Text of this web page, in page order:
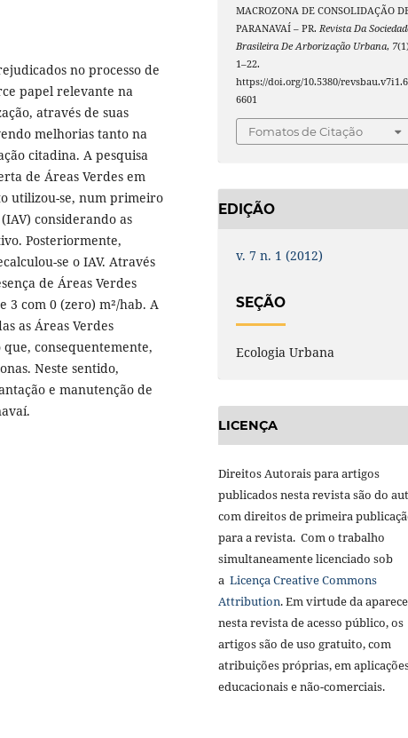
no processo de
papel relevante na
através de suas
melhorias tanto na
citadina. A pesquisa
de Áreas Verdes em
utilizou-se, num primeiro
considerando as
Posteriormente,
se o IAV. Através
de Áreas Verdes
3 com 0 (zero) m²/hab. A
as Áreas Verdes
consequentemente,
Neste sentido,
e manutenção de
MACROZONA DE CONSOLIDAÇÃO
PARANAVAÍ – PR.Revista Da
Brasileira De Arborização Urbana, 7
1–22.
https://doi.org/10.5380/revsbau.v7i1.6
6601
Fomatos de Citação
EDIÇÃO
v. 7 n. 1 (2012)
SEÇÃO
Ecologia Urbana
LICENÇA
Direitos Autorais para artigos
publicados nesta revista são do
com direitos de primeira
para a revista. Com o trabalho
simultaneamente licenciado sob
a Licença Creative Commons
Attribution. Em virtude da
nesta revista de acesso público, os
artigos são de uso gratuito, com
atribuições próprias, em
educacionais e não-comerciais.